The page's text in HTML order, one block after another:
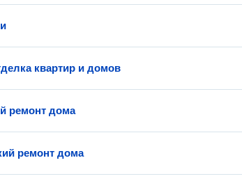
квартир и домов
ремонт дома
ремонт дома